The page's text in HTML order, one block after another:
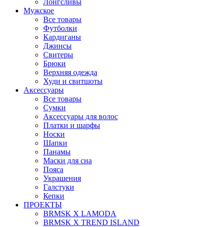
Мужское
Все товары
Футболки
Кардиганы
Джинсы
Свитеры
Брюки
Верхняя одежда
Худи и свитшоты
Аксессуары
Все товары
Сумки
Аксессуары для волос
Платки и шарфы
Носки
Шапки
Панамы
Маски для сна
Пояса
Украшения
Галстуки
Кепки
ПРОЕКТЫ
BRMSK X LAMODA
BRMSK X TREND ISLAND